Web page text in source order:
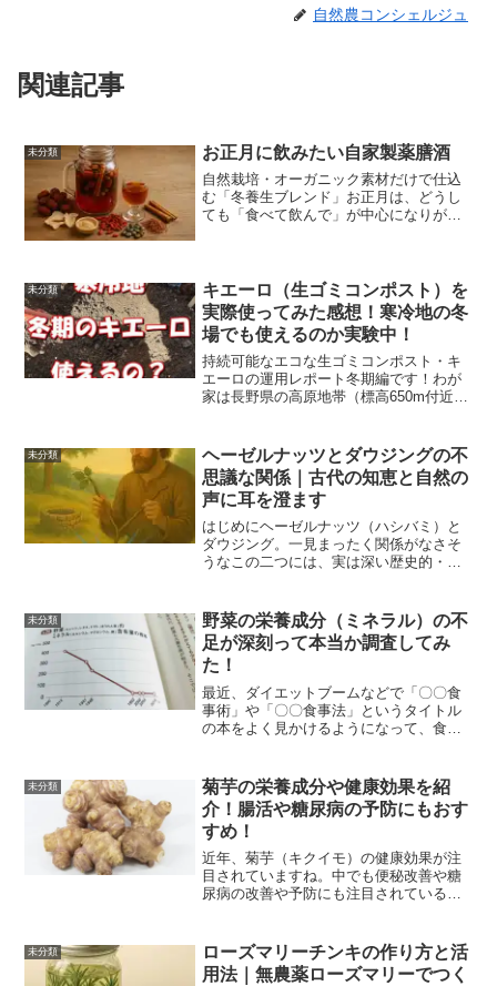
自然農コンシェルジュ
関連記事
未分類 お正月に飲みたい自家製薬膳酒
自然栽培・オーガニック素材だけで仕込
む「冬養生ブレンド」お正月は、どうし
ても「食べて飲んで」が中心になりがち
は楽しみたい。そんな思いか...
未分類
キエーロ（生ゴミコンポスト）を
実際使ってみた感想！寒冷地の冬
場でも使えるのか実験中！
持続可能なエコな生ゴミコンポスト・キ
エーロの運用レポート冬期編です！わが
家は長野県の高原地帯（標高650m付近）
山から吹き下ろしてくる寒風で野菜も人
間もカラカラに乾...
未分類
ヘーゼルナッツとダウジングの不
思議な関係｜古代の知恵と自然の
声に耳を澄ます
はじめにヘーゼルナッツ（ハシバミ）と
ダウジング。一見まったく関係がなさそ
うなこの二つには、実は深い歴史的・文
ヨーロッパの民間伝承を紐解きながら、
なぜヘーゼルナッツの木が...
未分類
野菜の栄養成分（ミネラル）の不
足が深刻って本当か調査してみ
た！
最近、ダイエットブームなどで「〇〇食
事術」や「〇〇食事法」というタイトル
の本をよく見かけるようになって、食物
ラル分）が昔よりもどんどんすくなって
なっているという記述を見...
未分類
菊芋の栄養成分や健康効果を紹
介！腸活や糖尿病の予防にもおす
すめ！
近年、菊芋（キクイモ）の健康効果が注
目されていますね。中でも便秘改善や糖
尿病の改善や予防にも注目されている食
うな健康効果が期待できるのか？どんな
食べ方がいいのか？菊芋の...
未分類
ローズマリーチンキの作り方と活
用法｜無農薬ローズマリーでつく